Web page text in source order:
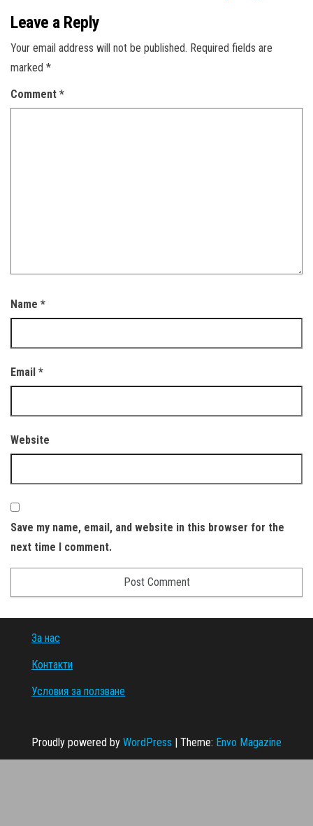
Leave a Reply
Your email address will not be published. Required fields are
marked *
Comment *
Name *
Email *
Website
Save my name, email, and website in this browser for the
next time I comment.
За нас
Контакти
Условия за ползване
Proudly powered by WordPress | Theme: Envo Magazine